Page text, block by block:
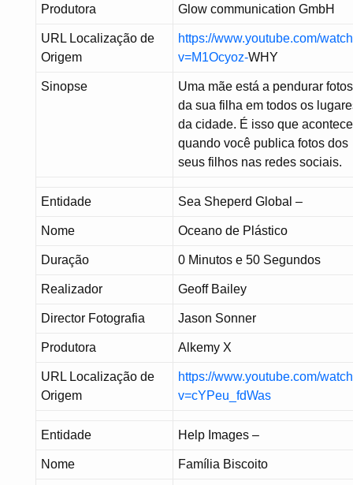
Produtora Glow communication GmbH
URL Localização de
Origem
https://www.youtube.com/
v=M1Ocyoz-WHY
Sinopse
Uma mãe está a pendurar fotos
da sua filha em todos os
da cidade. É isso que acontece
quando você publica fotos dos
seus filhos nas redes sociais.
Entidade Sea Sheperd Global –
Nome Oceano de Plástico
Duração 0 Minutos e 50 Segundos
Realizador Geoff Bailey
Director Fotografia Jason Sonner
Produtora Alkemy X
URL Localização de
Origem
https://www.youtube.com/
v=cYPeu_fdWas
Entidade Help Images –
Nome Família Biscoito